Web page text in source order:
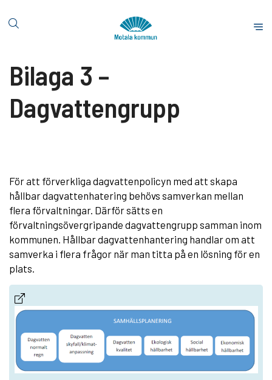
t
i
Bilaga 3 –
Dagvattengrupp
För att förverkliga dagvattenpolicyn med att skapa
hållbar dagvattenhatering behövs samverkan mellan
flera förvaltningar. Därför sätts en
förvaltningsövergripande dagvattengrupp samman inom
kommunen. Hållbar dagvattenhantering handlar om att
samverka i flera frågor när man titta på en lösning för en
plats.